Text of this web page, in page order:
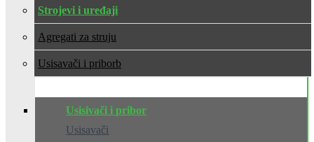
Strojevi i uređaji
Agregati za struju
Usisavači i pribor
Usisivači i pribor
Usisavači